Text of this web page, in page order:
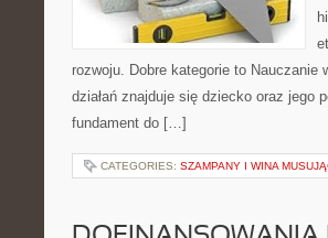
rozwoju. Dobre kategorie to
działań znajduje się dziecko oraz jego
fundament do […]
CATEGORIES: SZAMPANY I WINA